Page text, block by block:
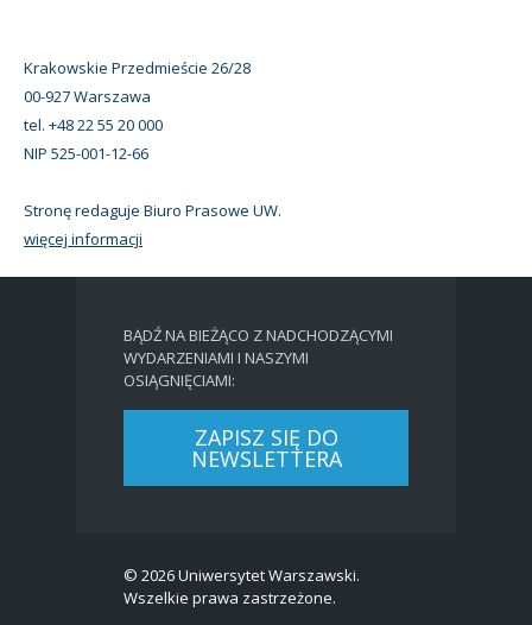
Krakowskie Przedmieście 26/28
00-927 Warszawa
tel. +48 22 55 20 000
NIP 525-001-12-66
Stronę redaguje Biuro Prasowe UW.
więcej informacji
BĄDŹ NA BIEŻĄCO Z NADCHODZĄCYMI
WYDARZENIAMI I NASZYMI
OSIĄGNIĘCIAMI:
ZAPISZ SIĘ DO
NEWSLETTERA
© 2026 Uniwersytet Warszawski.
Wszelkie prawa zastrzeżone.